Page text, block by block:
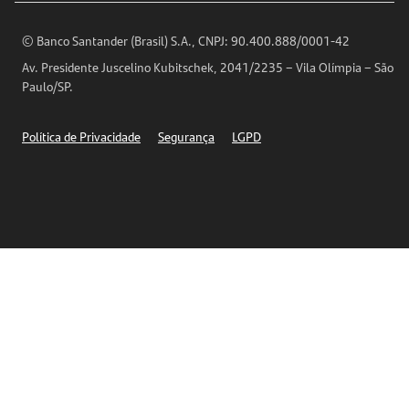
Horários de Atendimento
Telefones
© Banco Santander (Brasil) S.A., CNPJ: 90.400.888/0001-42
Av. Presidente Juscelino Kubitschek, 2041/2235 – Vila Olímpia – São
Paulo/SP.
Política de Privacidade Segurança LGPD